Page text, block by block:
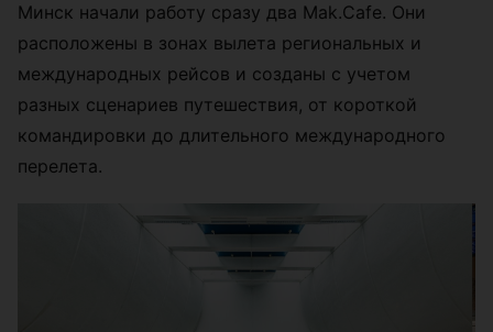
Минск начали работу сразу два Mak.Cafe. Они
расположены в зонах вылета региональных и
международных рейсов и созданы с учетом
разных сценариев путешествия, от короткой
командировки до длительного международного
перелета.